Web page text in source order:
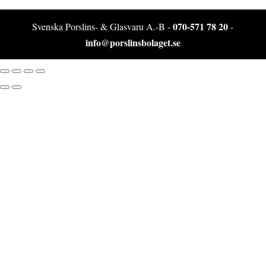
Svenska Porslins- & Glasvaru A.-B -070-571 78 20-
info@porslinsbolaget.se